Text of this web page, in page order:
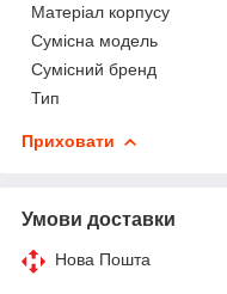
Матеріал корпусу
Сумісна модель
Сумісний бренд
Тип
Приховати
Умови доставки
Нова Пошта